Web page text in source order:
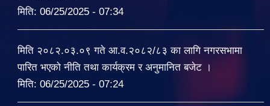
मिति: 06/25/2025 - 07:34
मिति २०८२.०३.०९ गते आ.व.२०८२/८३ का लागि नगरसभामा
पारित भएको नीति तथा कार्यक्रम र अनुमानित बजेट ।
मिति: 06/25/2025 - 07:24